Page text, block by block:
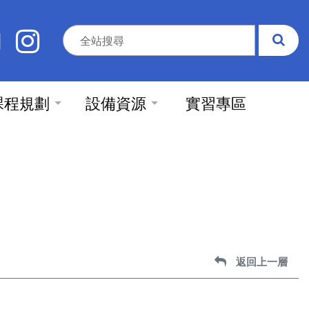
程規劃 設備資源 實習專區
返回上一層